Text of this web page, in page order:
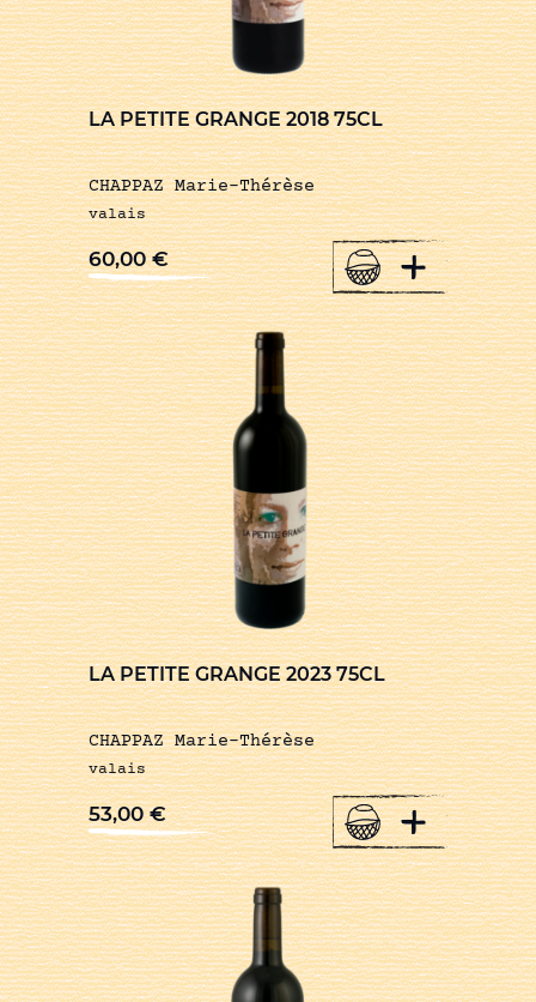
LA PETITE GRANGE 2018 75CL
CHAPPAZ Marie-Thérèse
valais
60,00€ +
LA PETITE GRANGE 2023 75CL
CHAPPAZ Marie-Thérèse
valais
53,00€ +